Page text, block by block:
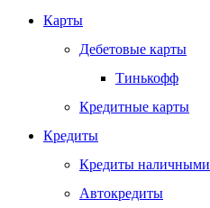
Карты
Дебетовые карты
Тинькофф
Кредитные карты
Кредиты
Кредиты наличными
Автокредиты